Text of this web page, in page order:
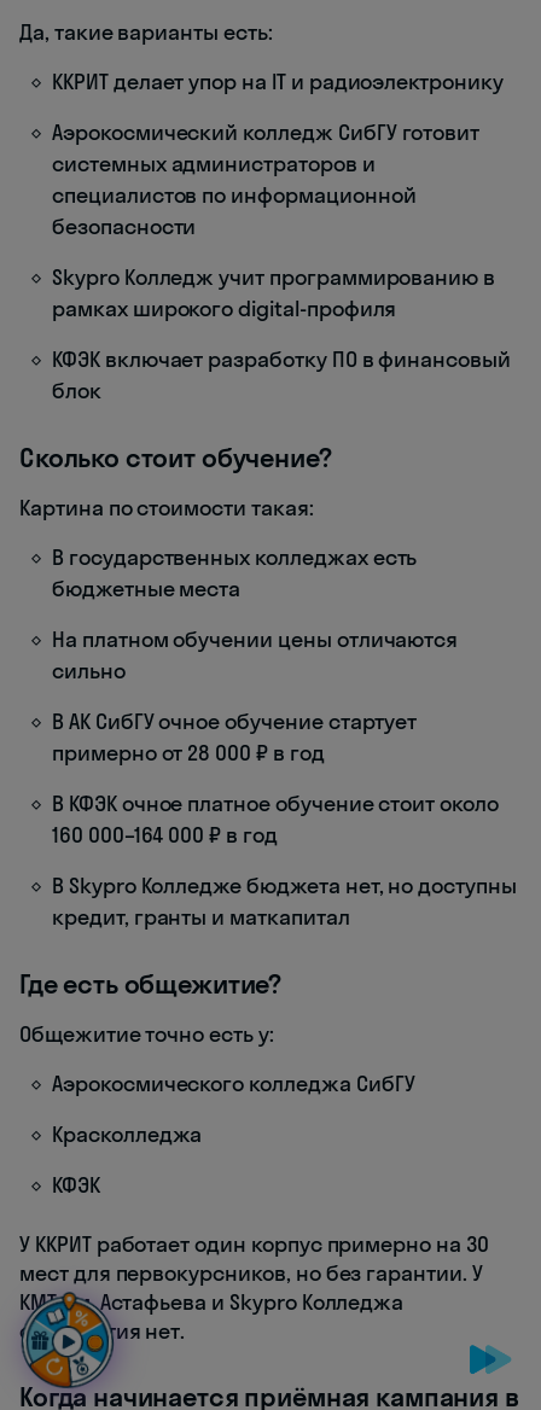
Да, такие варианты есть:
ККРИТ делает упор на IT и радиоэлектронику
Аэрокосмический колледж СибГУ готовит
системных администраторов и
специалистов по информационной
безопасности
Skypro Колледж учит программированию в
рамках широкого digital-профиля
КФЭК включает разработку ПО в финансовый
блок
Сколько стоит обучение?
Картина по стоимости такая:
В государственных колледжах есть
бюджетные места
На платном обучении цены отличаются
сильно
В АК СибГУ очное обучение стартует
примерно от 28 000 ₽ в год
В КФЭК очное платное обучение стоит около
160 000–164 000 ₽ в год
В Skypro Колледже бюджета нет, но доступны
кредит, гранты и маткапитал
Где есть общежитие?
Общежитие точно есть у:
Аэрокосмического колледжа СибГУ
Красколледжа
КФЭК
У ККРИТ работает один корпус примерно на 30
мест для первокурсников, но без гарантии. У
КМТ им. Астафьева и Skypro Колледжа
общежития нет.
Когда начинается приёмная кампания в